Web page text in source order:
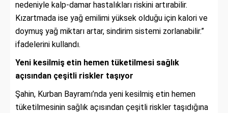
nedeniyle kalp-damar hastalıkları riskini artırabilir.
Kızartmada ise yağ emilimi yüksek olduğu için kalori ve
doymuş yağ miktarı artar, sindirim sistemi zorlanabilir.”
ifadelerini kullandı.
Yeni kesilmiş etin hemen tüketilmesi sağlık
açısından çeşitli riskler taşıyor
Şahin, Kurban Bayramı’nda yeni kesilmiş etin hemen
tüketilmesinin sağlık açısından çeşitli riskler taşıdığına